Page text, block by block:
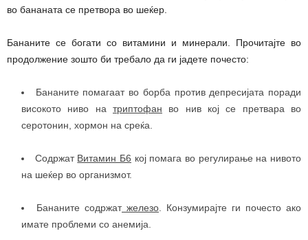
во бананата се претвора во шеќер.
Бананите се богати со витамини и минерали. Прочитајте во
продолжение зошто би требало да ги јадете почесто:
Бананите помагаат во борба против депресијата поради
високото ниво на триптофан во нив кој се претвара во
серотонин, хормон на среќа.
Содржат Витамин Б6 кој помага во регулирање на нивото
на шеќер во организмот.
Бананите содржатжелезо. Конзумирајте ги почесто ако
имате проблеми со анемија.